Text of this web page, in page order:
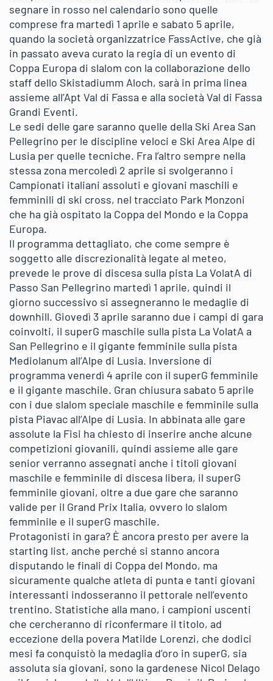
segnare in rosso nel calendario sono quelle
comprese fra martedì 1 aprile e sabato 5 aprile,
quando la società organizzatrice FassActive, che già
in passato aveva curato la regia di un evento di
Coppa Europa di slalom con la collaborazione dello
staff dello Skistadiumm Aloch, sarà in prima linea
assieme all’Apt Val di Fassa e alla società Val di Fassa
Grandi Eventi.
Le sedi delle gare saranno quelle della Ski Area San
Pellegrino per le discipline veloci e Ski Area Alpe di
Lusia per quelle tecniche. Fra l’altro sempre nella
stessa zona mercoledì 2 aprile si svolgeranno i
Campionati italiani assoluti e giovani maschili e
femminili di ski cross, nel tracciato Park Monzoni
che ha già ospitato la Coppa del Mondo e la Coppa
Europa.
Il programma dettagliato, che come sempre è
soggetto alle discrezionalità legate al meteo,
prevede le prove di discesa sulla pista La VolatA di
Passo San Pellegrino martedì 1 aprile, quindi il
giorno successivo si assegneranno le medaglie di
downhill. Giovedì 3 aprile saranno due i campi di gara
coinvolti, il superG maschile sulla pista La VolatA a
San Pellegrino e il gigante femminile sulla pista
Mediolanum all’Alpe di Lusia. Inversione di
programma venerdì 4 aprile con il superG femminile
e il gigante maschile. Gran chiusura sabato 5 aprile
con i due slalom speciale maschile e femminile sulla
pista Piavac all’Alpe di Lusia. In abbinata alle gare
assolute la Fisi ha chiesto di inserire anche alcune
competizioni giovanili, quindi assieme alle gare
senior verranno assegnati anche i titoli giovani
maschile e femminile di discesa libera, il superG
femminile giovani, oltre a due gare che saranno
valide per il Grand Prix Italia, ovvero lo slalom
femminile e il superG maschile.
Protagonisti in gara? È ancora presto per avere la
starting list, anche perché si stanno ancora
disputando le finali di Coppa del Mondo, ma
sicuramente qualche atleta di punta e tanti giovani
interessanti indosseranno il pettorale nell’evento
trentino. Statistiche alla mano, i campioni uscenti
che cercheranno di riconfermare il titolo, ad
eccezione della povera Matilde Lorenzi, che dodici
mesi fa conquistò la medaglia d’oro in superG, sia
assoluta sia giovani, sono la gardenese Nicol Delago